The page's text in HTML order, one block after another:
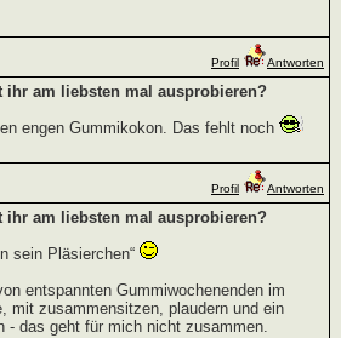
Profil Antworten
ihr am liebsten mal ausprobieren?
engen Gummikokon. Das fehlt noch
Profil
Antworten
ihr am liebsten mal ausprobieren?
sein Pläsierchen“
entspannten Gummiwochenenden im
mit zusammensitzen, plaudern und ein
- das geht für mich nicht zusammen.